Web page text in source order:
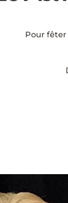
Pour fêter